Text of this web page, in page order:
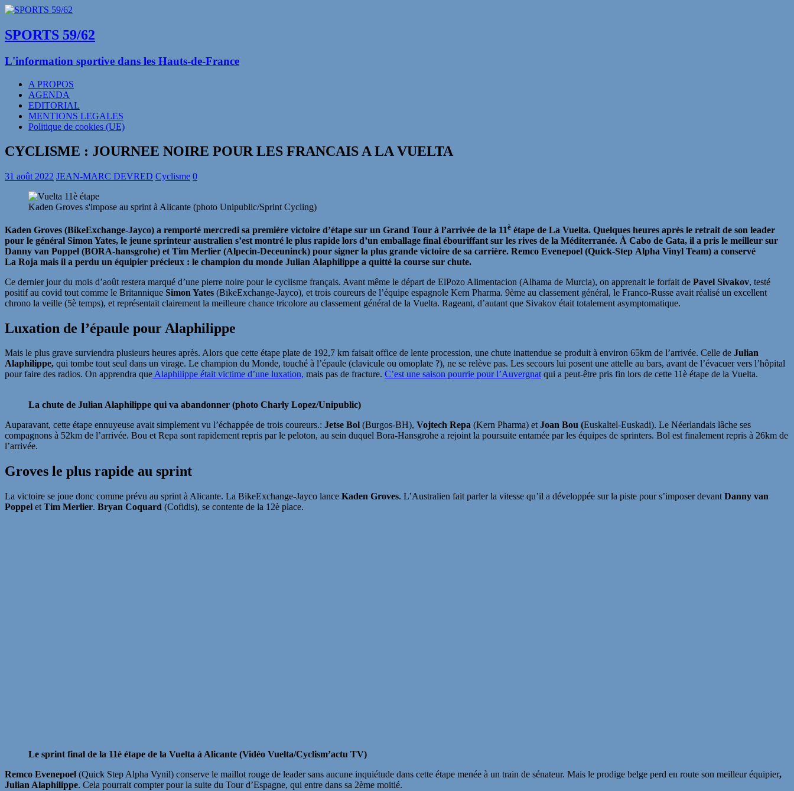
SPORTS 59/62
L'information sportive dans les Hauts-de-France
A PROPOS
AGENDA
EDITORIAL
MENTIONS LEGALES
Politique de cookies (UE)
CYCLISME : JOURNEE NOIRE POUR LES FRANCAIS A LA VUELTA
31 août 2022 JEAN-MARC DEVRED Cyclisme 0
Kaden Groves s'impose au sprint à Alicante (photo Unipublic/Sprint Cycling)
Kaden Groves (BikeExchange-Jayco) a remporté mercredi sa première victoire d’étape sur un Grand Tour à l’arrivée de la 11è étape de La Vuelta. Quelques heures après le retrait de son leader
pour le général Simon Yates, le jeune sprinteur australien s’est montré le plus rapide lors d’un emballage final ébouriffant sur les rives de la Méditerranée. À Cabo de Gata, il a pris le meilleur sur
Danny van Poppel (BORA-hansgrohe) et Tim Merlier (Alpecin-Deceuninck) pour signer la plus grande victoire de sa carrière. Remco Evenepoel (Quick-Step Alpha Vinyl Team) a conservé
La Roja mais il a perdu un équipier précieux : le champion du monde Julian Alaphilippe a quitté la course sur chute.
Ce dernier jour du mois d’août restera marqué d’une pierre noire pour le cyclisme français. Avant même le départ de ElPozo Alimentacion (Alhama de Murcia), on apprenait le forfait de Pavel Sivakov, testé
positif au covid tout comme le Britannique Simon Yates (BikeExchange-Jayco), et trois coureurs de l’équipe espagnole Kern Pharma. 9ème au classement général, le Franco-Russe avait réalisé un excellent
chrono la veille (5è temps), et représentait clairement la meilleure chance tricolore au classement général de la Vuelta. Rageant, d’autant que Sivakov était totalement asymptomatique.
Luxation de l’épaule pour Alaphilippe
Mais le plus grave surviendra plusieurs heures après. Alors que cette étape plate de 192,7 km faisait office de lente procession, une chute inattendue se produit à environ 65km de l’arrivée. Celle de Julian
Alaphilippe, qui tombe tout seul dans un virage. Le champion du Monde, touché à l’épaule (clavicule ou omoplate ?), ne se relève pas. Les secours lui posent une attelle au bars, avant de l’évacuer vers l’hôpital
pour faire des radios. On apprendra queAlaphilippe était victime d’une luxation, mais pas de fracture. C’est une saison pourrie pour l’Auvergnatqui a peut-être pris fin lors de cette 11è étape de la Vuelta.
La chute de Julian Alaphilippe qui va abandonner (photo Charly Lopez/Unipublic)
Auparavant, cette étape ennuyeuse avait simplement vu l’échappée de trois coureurs.: Jetse Bol (Burgos-BH), Vojtech Repa (Kern Pharma) etJoan Bou (Euskaltel-Euskadi). Le Néerlandais lâche ses
compagnons à 52km de l’arrivée. Bou et Repa sont rapidement repris par le peloton, au sein duquel Bora-Hansgrohe a rejoint la poursuite entamée par les équipes de sprinters. Bol est finalement repris à 26km de
l’arrivée.
Groves le plus rapide au sprint
La victoire se joue donc comme prévu au sprint à Alicante. La BikeExchange-Jayco lance Kaden Groves. L’Australien fait parler la vitesse qu’il a développée sur la piste pour s’imposer devant Danny van
Poppel et Tim Merlier. Bryan Coquard (Cofidis), se contente de la 12è place.
Le sprint final de la 11è étape de la Vuelta à Alicante (Vidéo Vuelta/Cyclism’actu TV)
Remco Evenepoel (Quick Step Alpha Vynil) conserve le maillot rouge de leader sans aucune inquiétude dans cette étape menée à un train de sénateur. Mais le prodige belge perd en route son meilleur équipier,
Julian Alaphilippe. Cela pourrait compter pour la suite du Tour d’Espagne, qui entre dans sa 2ème moitié.